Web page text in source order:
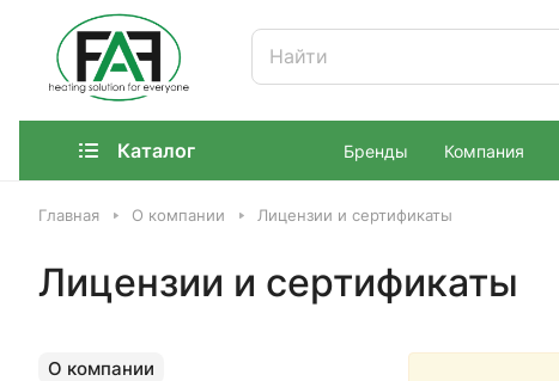
Каталог Бренды Компания
Главная О компании Лицензии и сертификаты
Лицензии и сертификаты
О компании